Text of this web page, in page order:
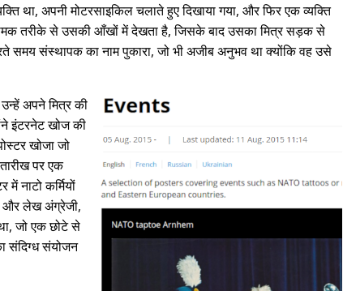
था, अपनी मोटरसाइकिल चलाते हुए दिखाया गया, और फिर एक व्यक्ति
तरीके से उसकी आँखों में देखता है, जिसके बाद उसका मित्र सड़क से
समय संस्थापक का नाम पुकारा, जो भी अजीब अनुभव था क्योंकि वह उसे
अपने मित्र की
इंटरनेट खोज की
खोजा जो
पर एक
में नाटो कर्मियों
और लेख अंग्रेजी,
जो एक छोटे से
संदिग्ध संयोजन